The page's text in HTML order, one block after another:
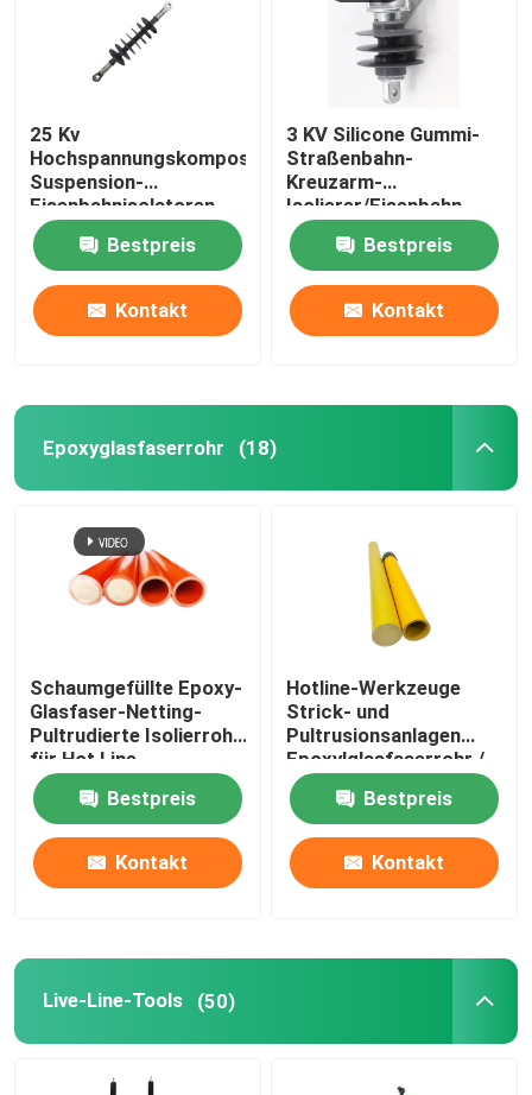
Produkte
Videos
Über uns
Werksbesichtigung
Qualitätskontrolle
Kontakt mit uns
Eisenbahnisolator
25 Kv
Hochspannungskomposit-
Suspension-
Eisenbahnisolatoren
Bestpreis
Kontakt
3 KV Silicone Gummi-
Straßenbahn-
Kreuzarm-
Isolierer/Eisenbahn-
Isolierer
Bestpreis
Kontakt
Epoxyglasfaserrohr (18)
Schaumgefüllte Epoxy-
Glasfaser-Netting-
Pultrudierte Isolierrohr
für Hot Line-
Werkzeuge
Bestpreis
Kontakt
Hotline-Werkzeuge
Strick- und
Pultrusionsanlagen
Epoxylglasfaserrohr /
Epoxylglasfaserrohr
Bestpreis
Kontakt
Live-Line-Tools (50)